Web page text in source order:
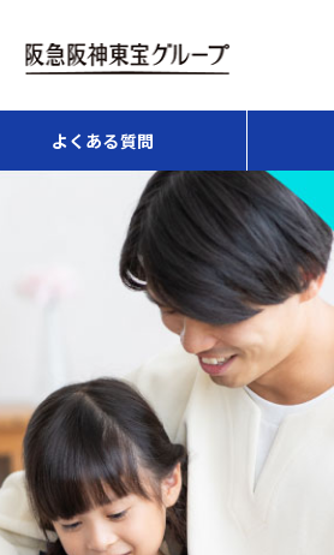
よくある質問